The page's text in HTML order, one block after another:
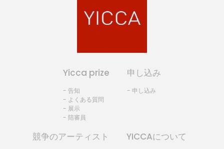
Yicca prize
- 告知
- よくある質問
- 展示
- 陪審員
申し込み
- 申し込み
競争のアーティスト YICCAについて